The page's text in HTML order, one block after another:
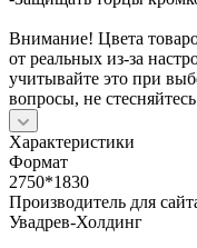
Внимание! Цвета
от реальных из-за
учитывайте это при
вопросы, не
Характеристики
Формат
2750*1830
Производитель для
Увадрев-Холдинг